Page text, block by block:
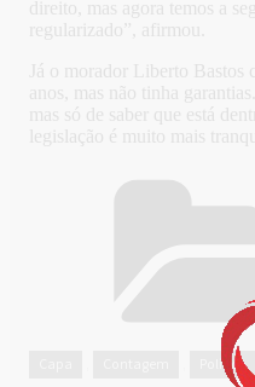
direito, mas agora temos a
regularizado”, afirmou.
Já o morador Liberto
anos, mas não tinha
mas só de saber que está
legislação é muito mais
Política